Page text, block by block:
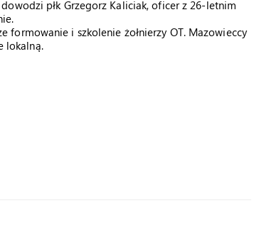
płk Grzegorz Kaliciak, oficer z 26-letnim
formowanie i szkolenie żołnierzy OT. Mazowieccy
lokalną.